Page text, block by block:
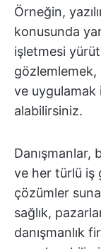
Örneğin,
konusunda
işletmesi
ve uygulamak
alabilirsiniz.
Danışmanlar,
ve her türlü iş
çözümler
sağlık,
danışmanlık